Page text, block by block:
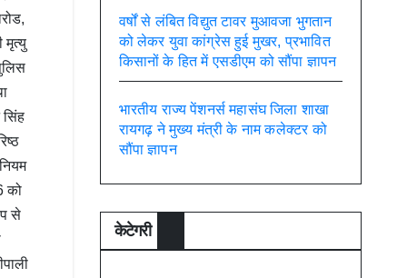
मृत्यु
को
से
वर्षों से लंबित विद्युत टावर मुआवजा भुगतान
को लेकर युवा कांग्रेस हुई मुखर, प्रभावित
किसानों के हित में एसडीएम को सौंपा ज्ञापन
भारतीय राज्य पेंशनर्स महासंघ जिला शाखा
रायगढ़ ने मुख्य मंत्री के नाम कलेक्टर को
सौंपा ज्ञापन
केटेगरी